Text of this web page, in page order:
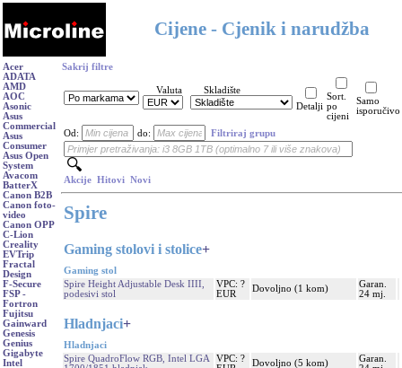
Cijene - Cjenik i narudžba
Acer
ADATA
AMD
AOC
Asonic
Asus
Commercial
Asus
Consumer
Asus Open
System
Avacom
BatterX
Canon B2B
Canon foto-
video
Canon OPP
C-Lion
Creality
EVTrip
Fractal
Design
F-Secure
FSP -
Fortron
Fujitsu
Gainward
Genesis
Genius
Gigabyte
Intel
Sakrij filtre
Valuta
Skladište
Detalji
Sort.
po
cijeni
Samo
isporučivo
Od: do: Filtriraj grupu
Akcije Hitovi Novi
Spire
Gaming stolovi i stolice+
Gaming stol
Spire Height Adjustable Desk IIII,
podesivi stol
VPC: ?
EUR
Dovoljno (1 kom)
Garan.
24 mj.
Hladnjaci+
Hladnjaci
Spire QuadroFlow RGB, Intel LGA
VPC: ?
Dovoljno (5 kom)
Garan.